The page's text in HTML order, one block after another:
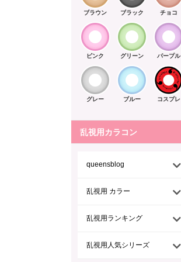
ブラウン ブラック チョコ
ピンク グリーン パープル
グレー ブルー コスプレ
乱視用カラコン
queensblog
乱視用 カラー
乱視用ランキング
乱視用人気シリーズ